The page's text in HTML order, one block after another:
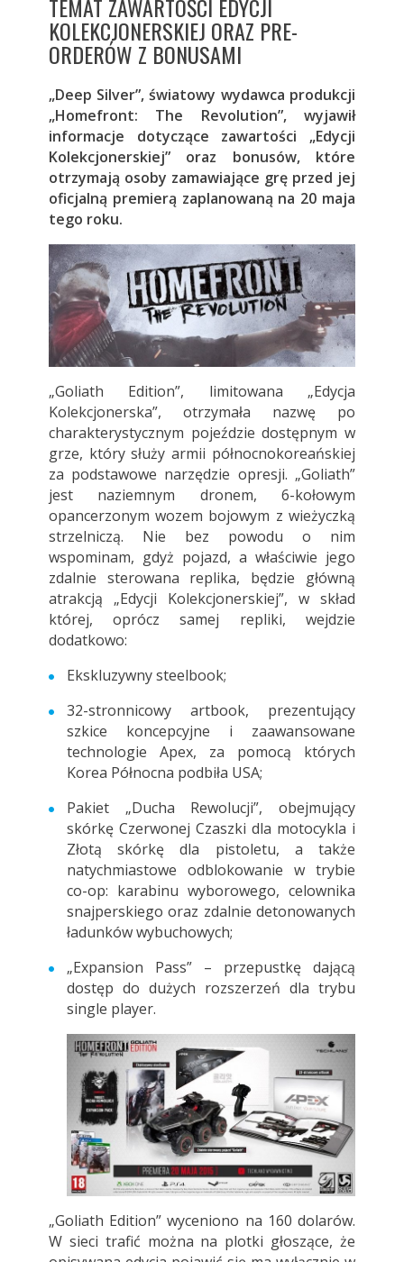
TEMAT ZAWARTOŚCI EDYCJI
KOLEKCJONERSKIEJ ORAZ PRE-
ORDERÓW Z BONUSAMI
„Deep Silver”, światowy wydawca produkcji
„Homefront: The Revolution”, wyjawił
informacje dotyczące zawartości „Edycji
Kolekcjonerskiej” oraz bonusów, które
otrzymają osoby zamawiające grę przed jej
oficjalną premierą zaplanowaną na 20 maja
tego roku.
„Goliath Edition”, limitowana „Edycja
Kolekcjonerska”, otrzymała nazwę po
charakterystycznym pojeździe dostępnym w
grze, który służy armii północnokoreańskiej
za podstawowe narzędzie opresji. „Goliath”
jest naziemnym dronem, 6-kołowym
opancerzonym wozem bojowym z wieżyczką
strzelniczą. Nie bez powodu o nim
wspominam, gdyż pojazd, a właściwie jego
zdalnie sterowana replika, będzie główną
atrakcją „Edycji Kolekcjonerskiej”, w skład
której, oprócz samej repliki, wejdzie
dodatkowo:
Ekskluzywny steelbook;
32-stronnicowy artbook, prezentujący
szkice koncepcyjne i zaawansowane
technologie Apex, za pomocą których
Korea Północna podbiła USA;
Pakiet „Ducha Rewolucji”, obejmujący
skórkę Czerwonej Czaszki dla motocykla i
Złotą skórkę dla pistoletu, a także
natychmiastowe odblokowanie w trybie
co-op: karabinu wyborowego, celownika
snajperskiego oraz zdalnie detonowanych
ładunków wybuchowych;
„Expansion Pass” – przepustkę dającą
dostęp do dużych rozszerzeń dla trybu
single player.
„Goliath Edition” wyceniono na 160 dolarów.
W sieci trafić można na plotki głoszące, że